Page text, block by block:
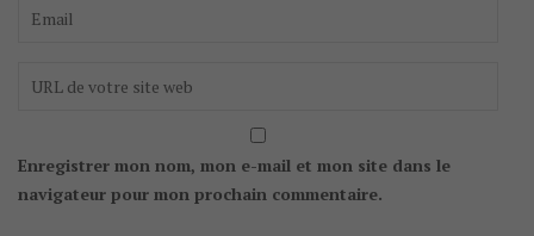
Enregistrer mon nom, mon e-mail et mon site dans le
navigateur pour mon prochain commentaire.